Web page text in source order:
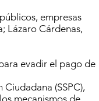
empresas
Lázaro Cárdenas,
evadir el pago de
(SSPC),
mecanismos de